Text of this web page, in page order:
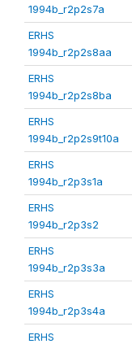
1994b_r2p2s7a
ERHS
1994b_r2p2s8aa
ERHS
1994b_r2p2s8ba
ERHS
1994b_r2p2s9t10a
ERHS
1994b_r2p3s1a
ERHS
1994b_r2p3s2
ERHS
1994b_r2p3s3a
ERHS
1994b_r2p3s4a
ERHS